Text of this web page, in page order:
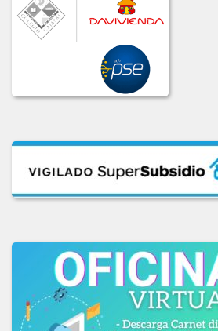
COMUNICADO_ADJUDICACION_LIC_No_002-2020.pdf
COMUNICADO_ADJ_LIC-003_2020.PDF
INFORME_LICITACION_OFERTAS_004-2020.pdf
INFORME_LIC_OFERTAS_001-2020.pdf
LICITACION_004-2020.pdf
LICITACION_OFERTAS_001-2020.PDF
LICITACION_OFERTAS_002_2020.pdf
2019